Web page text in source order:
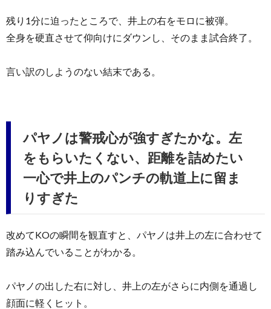
残り1分に迫ったところで、井上の右をモロに被弾。
全身を硬直させて仰向けにダウンし、そのまま試合終了。
言い訳のしようのない結末である。
パヤノは警戒心が強すぎたかな。左
をもらいたくない、距離を詰めたい
一心で井上のパンチの軌道上に留ま
りすぎた
改めてKOの瞬間を観直すと、パヤノは井上の左に合わせて
踏み込んでいることがわかる。
パヤノの出した右に対し、井上の左がさらに内側を通過し
顔面に軽くヒット。